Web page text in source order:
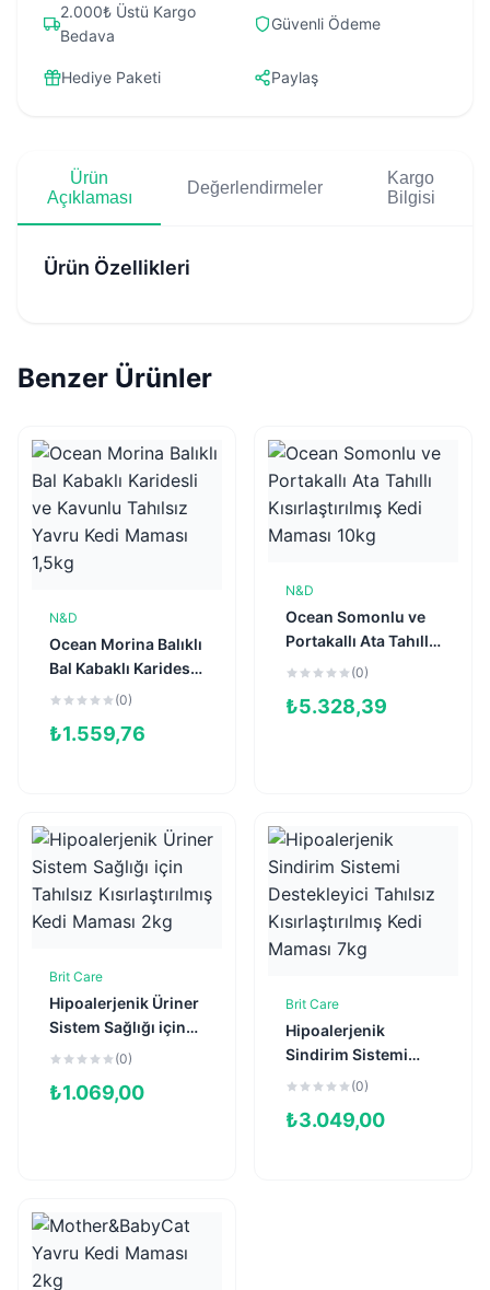
2.000₺ Üstü Kargo
Bedava
Güvenli Ödeme
Hediye Paketi Paylaş
Ürün
Açıklaması
Değerlendirmeler
Kargo
Bilgisi
Ürün Özellikleri
Benzer Ürünler
N&D
Ocean Morina Balıklı
Bal Kabaklı Karidesli
ve Kavunlu Tahılsız
1,5kg
(0)
₺1.559,76
N&D
Ocean Somonlu ve
Portakallı Ata Tahıllı
Kısırlaştırılmış Kedi
(0)
₺5.328,39
Sepete Ekle
Brit Care
Hipoalerjenik Üriner
Sistem Sağlığı için
Tahılsız
Maması 2kg
(0)
₺1.069,00
Sepete Ekle
Brit Care
Hipoalerjenik
Sindirim Sistemi
Destekleyici Tahılsız
Maması 7kg
(0)
₺3.049,00